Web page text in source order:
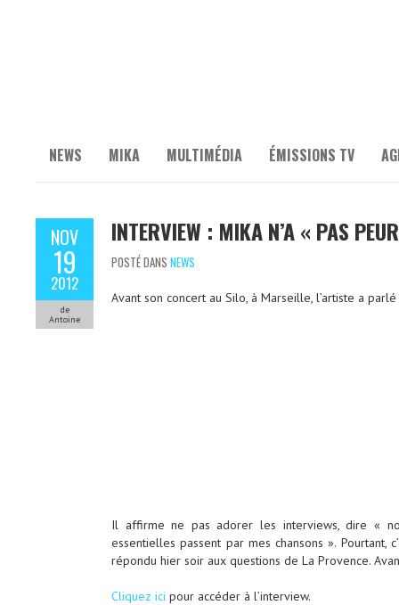
NEWS MIKA MULTIMÉDIA ÉMISSIONS TV
NOV
19
2012
de
Antoine
INTERVIEW : MIKA N’A « PAS
POSTÉ DANS NEWS
Avant son concert au Silo, à Marseille, l’artiste a
Il affirme ne pas adorer les interviews, dire «
essentielles passent par mes chansons ». Pourtant,
répondu hier soir aux questions de La Provence.
Cliquez ici pour accéder à l’interview.